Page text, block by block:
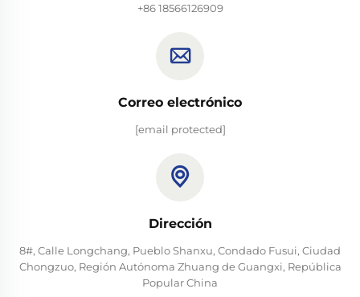
+86 18566126909
Correo electrónico
[email protected]
Dirección
8#, Calle Longchang, Pueblo Shanxu, Condado Fusui, Ciudad
Chongzuo, Región Autónoma Zhuang de Guangxi, República
Popular China